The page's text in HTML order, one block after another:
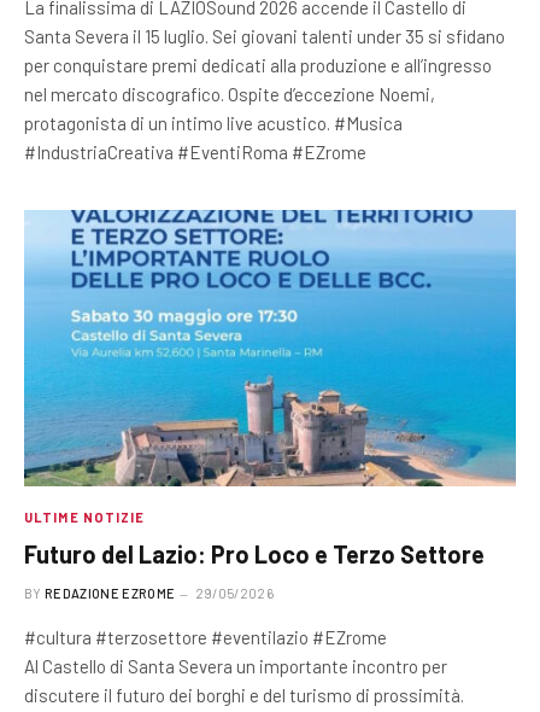
La finalissima di LAZIOSound 2026 accende il Castello di
Santa Severa il 15 luglio. Sei giovani talenti under 35 si sfidano
per conquistare premi dedicati alla produzione e all’ingresso
nel mercato discografico. Ospite d’eccezione Noemi,
protagonista di un intimo live acustico. #Musica
#IndustriaCreativa #EventiRoma #EZrome
ULTIME NOTIZIE
Futuro del Lazio: Pro Loco e Terzo Settore
BY REDAZIONE EZROME 29/05/2026
#cultura #terzosettore #eventilazio #EZrome
Al Castello di Santa Severa un importante incontro per
discutere il futuro dei borghi e del turismo di prossimità.